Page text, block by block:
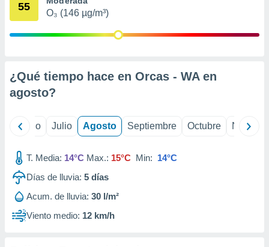
publicidad
1199
55
O₃ (146 µg/m³)
¿Qué tiempo hace en Orcas - WA en
agosto?
Junio Julio Agosto Septiembre Octubre
T. Media: 14°C Max.: 15°C Min: 14°C
Días de lluvia: 5 días
Acum. de lluvia: 30 l/m²
Viento medio: 12 km/h